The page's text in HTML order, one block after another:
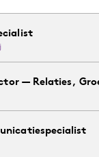
— Relaties,